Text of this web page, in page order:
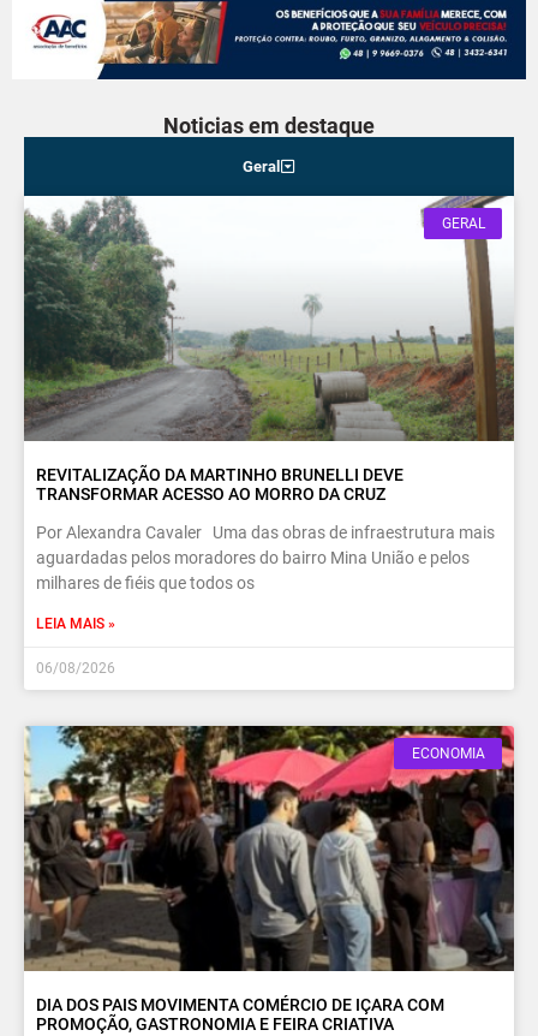
Noticias em destaque
Geral
GERAL
REVITALIZAÇÃO DA MARTINHO BRUNELLI DEVE
TRANSFORMAR ACESSO AO MORRO DA CRUZ
Por Alexandra Cavaler Uma das obras de infraestrutura mais
aguardadas pelos moradores do bairro Mina União e pelos
milhares de fiéis que todos os
LEIA MAIS »
06/08/2026
ECONOMIA
DIA DOS PAIS MOVIMENTA COMÉRCIO DE IÇARA COM
PROMOÇÃO, GASTRONOMIA E FEIRA CRIATIVA